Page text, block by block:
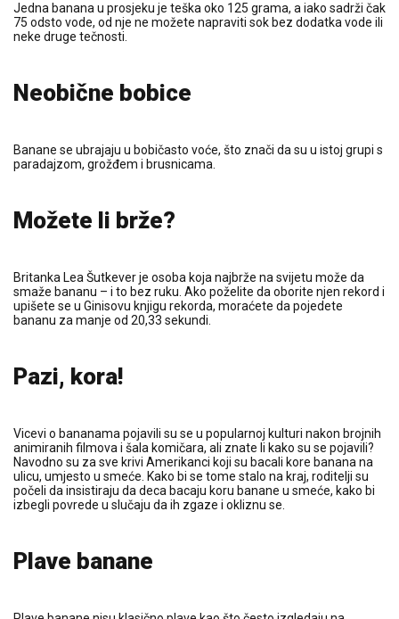
Jedna banana u prosjeku je teška oko 125 grama, a iako sadrži čak
75 odsto vode, od nje ne možete napraviti sok bez dodatka vode ili
neke druge tečnosti.
Neobične bobice
Banane se ubrajaju u bobičasto voće, što znači da su u istoj grupi s
paradajzom, grožđem i brusnicama.
Možete li brže?
Britanka Lea Šutkever je osoba koja najbrže na svijetu može da
smaže bananu – i to bez ruku. Ako poželite da oborite njen rekord i
upišete se u Ginisovu knjigu rekorda, moraćete da pojedete
bananu za manje od 20,33 sekundi.
Pazi, kora!
Vicevi o bananama pojavili su se u popularnoj kulturi nakon brojnih
animiranih filmova i šala komičara, ali znate li kako su se pojavili?
Navodno su za sve krivi Amerikanci koji su bacali kore banana na
ulicu, umjesto u smeće. Kako bi se tome stalo na kraj, roditelji su
počeli da insistiraju da deca bacaju koru banane u smeće, kako bi
izbegli povrede u slučaju da ih zgaze i okliznu se.
Plave banane